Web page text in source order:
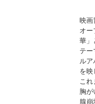
映画
オ
華」
テ
ル
を
これ
胸
腺